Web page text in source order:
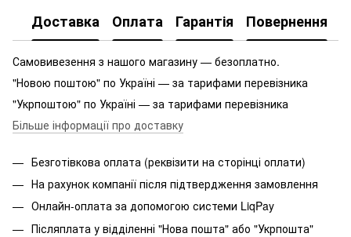
Доставка Оплата Гарантія Повернення
Самовивезення з нашого магазину — безоплатно.
"Новою поштою" по Україні — за тарифами перевізника
"Укрпоштою" по Україні — за тарифами перевізника
Більше інформації про доставку
Безготівкова оплата (реквізити на сторінці оплати)
На рахунок компанії після підтвердження замовлення
Онлайн-оплата за допомогою системи LiqPay
Післяплата у відділенні "Нова пошта" або "Укрпошта"